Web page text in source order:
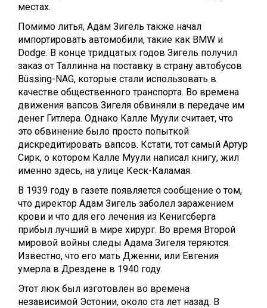
местах.
Помимо литья, Адам Зигель также начал
импортировать автомобили, такие как BMW и
Dodge. В конце тридцатых годов Зигель получил
заказ от Таллинна на поставку в страну автобусов
Büssing-NAG, которые стали использовать в
качестве общественного транспорта. Во времена
движения вапсов Зигеля обвиняли в передаче им
денег Гитлера. Однако Калле Муули считает, что
это обвинение было просто попыткой
дискредитировать вапсов. Кстати, тот самый Артур
Сирк, о котором Калле Муули написал книгу, жил
именно здесь, на улице Кеск-Каламая.
В 1939 году в газете появляется сообщение о том,
что директор Адам Зигель заболел заражением
крови и что для его лечения из Кенигсберга
прибыл лучший в мире хирург. Во время Второй
мировой войны следы Адама Зигеля теряются.
Известно, что его мать Дженни, или Евгения
умерла в Дрездене в 1940 году.
Этот люк был изготовлен во времена
независимой Эстонии, около ста лет назад. В